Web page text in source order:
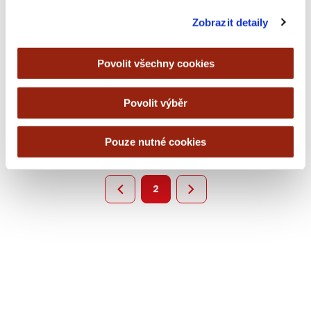
Zobrazit detaily
Povolit všechny cookies
Povolit výběr
Pouze nutné cookies
AI vám na platformě Mailkit
usnadní práci s textovými bloky
2